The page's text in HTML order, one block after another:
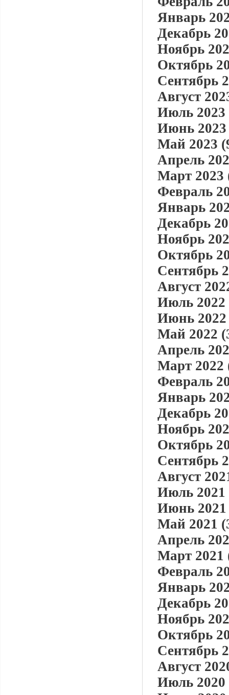
Январь
Декабрь
Ноябрь
Октябрь
Сентябрь
Август
Июль 2023
Июнь 2023
Май 2023
Апрель
Март 2023
Февраль
Январь
Декабрь
Ноябрь
Октябрь
Сентябрь
Август
Июль 2022
Июнь 2022
Май 2022
Апрель
Март 2022
Февраль
Январь
Декабрь
Ноябрь
Октябрь
Сентябрь
Август
Июль 2021
Июнь 2021
Май 2021
Апрель
Март 2021
Февраль
Январь
Декабрь
Ноябрь
Октябрь
Сентябрь
Август
Июль 2020